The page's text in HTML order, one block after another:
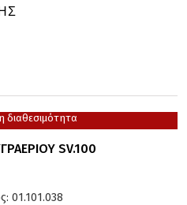
διαθεσιμότητα
SV.100
01.101.038